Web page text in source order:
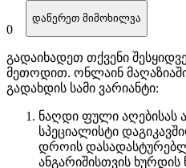
0
დაწერეთ მიმოხილვა
გადაიხადეთ თქვენი
მეთოდით. ​​ონლაინ
გადახდის სამი ვარიანტი:
ნაღდი ფული აღებისას
სპეციალისტი
დროის
ანგარიშისთვის